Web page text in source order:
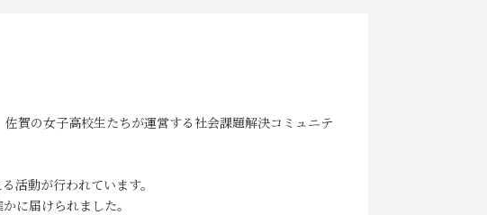
賀の女子高校生たちが運営する社会課題解決コミュニテ
活動が行われています。
に届けられました。